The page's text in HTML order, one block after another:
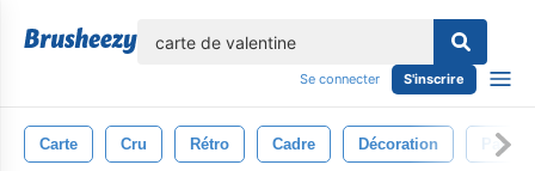
Se connecter S'inscrire
Carte Cru Rétro Cadre Décoration Papier